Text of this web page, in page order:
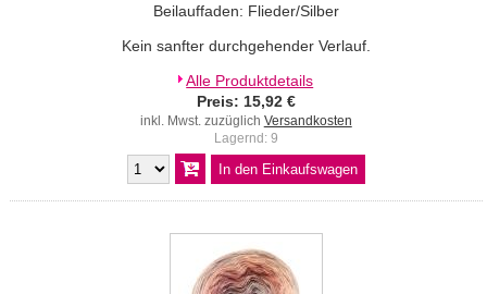
Beilauffaden: Flieder/Silber
Kein sanfter durchgehender Verlauf.
Alle Produktdetails
Preis: 15,92 €
inkl. Mwst. zuzüglich Versandkosten
Lagernd: 9